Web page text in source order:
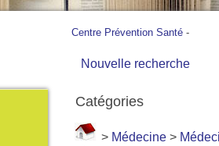
Centre Prévention Santé -
Nouvelle recherche
Catégories
> Médecine >